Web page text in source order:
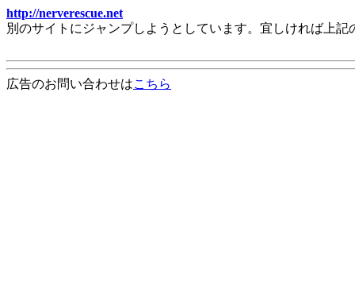
http://nerverescue.net
別のサイトにジャンプしようとしています。宜しければ上
広告のお問い合わせはこちら